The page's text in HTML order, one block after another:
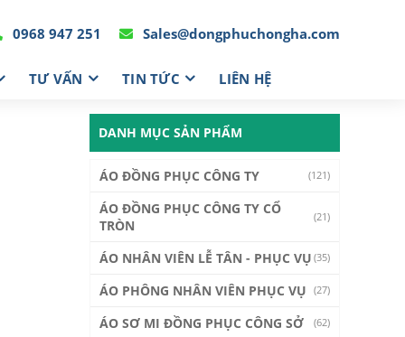
0968 947 251 Sales@dongphuchongha.com
TƯ VẤN TIN TỨC LIÊN HỆ
DANH MỤC SẢN PHẨM
ÁO ĐỒNG PHỤC CÔNG TY (121)
ÁO ĐỒNG PHỤC CÔNG TY CỔ
TRÒN
(21)
ÁO NHÂN VIÊN LỄ TÂN - PHỤC VỤ (35)
ÁO PHÔNG NHÂN VIÊN PHỤC VỤ (27)
ÁO SƠ MI ĐỒNG PHỤC CÔNG SỞ (62)